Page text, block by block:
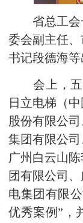
省总工会一
委会副主任
书记段德海等
会上，五
日立电梯（
股份有限公
集团有限公司
广州白云山
团有限公司
电集团有限
优秀案例”，